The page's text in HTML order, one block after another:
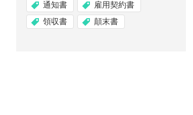
通知書
雇用契約書
領収書
顛末書